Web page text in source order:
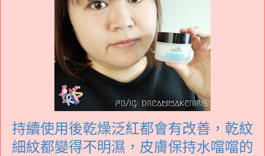
持續使用後乾燥泛紅都會有改善，乾紋
細紋都變得不明濕，皮膚保持水噹噹的